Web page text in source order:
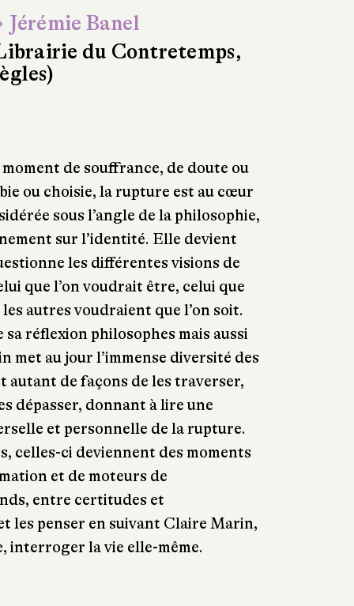
Banel
du Contretemps,
de souffrance, de doute ou
ou choisie, la rupture est au cœur
sous l’angle de la philosophie,
sur l’identité. Elle devient
les différentes visions de
que l’on voudrait être, celui que
autres voudraient que l’on soit.
sa réflexion philosophes mais aussi
met au jour l’immense diversité des
autant de façons de les traverser,
dépasser, donnant à lire une
et personnelle de la rupture.
celles-ci deviennent des moments
et de moteurs de
entre certitudes et
les penser en suivant Claire Marin,
interroger la vie elle-même.